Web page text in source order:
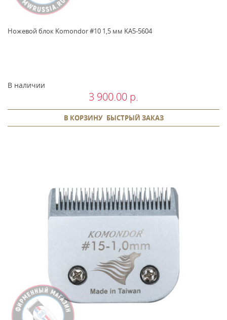
Ножевой блок Komondor #10 1,5 мм KA5-5604
В наличии
3 900.00 р.
В КОРЗИНУ БЫСТРЫЙ ЗАКАЗ